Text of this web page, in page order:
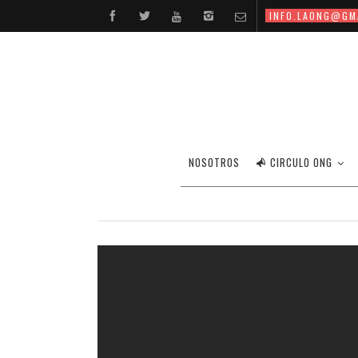
NOSOTROS CIRCULO ONG